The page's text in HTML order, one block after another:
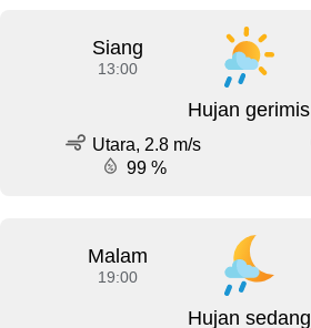
Siang
13:00
Hujan gerimis
Utara, 2.8 m/s
99 %
Malam
19:00
Hujan sedang